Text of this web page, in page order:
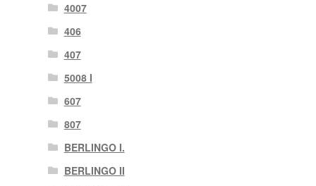
4007
406
407
5008 I
607
807
BERLINGO I.
BERLINGO II